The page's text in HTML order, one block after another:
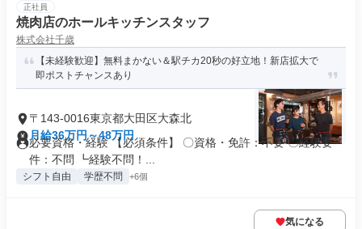
正社員
焼肉店のホールキッチンスタッフ
株式会社千歳
【未経験歓迎】無料まかない＆駅チカ20秒の好立地！新店拡大で
即ポストチャンスあり
〒143-0016東京都大田区大森北
月給36万円～48万円
必要資格・経験 【必須条件】 〇資格・免許：不要 〇経験要
件：不問 ┗経験不問！...
シフト自由 学歴不問 +6個
気になる